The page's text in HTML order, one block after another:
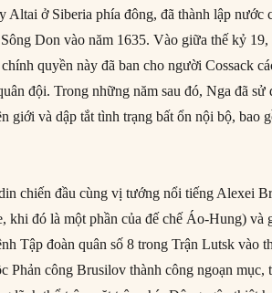
Altai ở Siberia phía đông, đã thành lập nước
Don vào năm 1635. Vào giữa thế kỷ
quyền này đã ban cho người Cossack
đội. Trong những năm sau đó, Nga đã sử
giới và dập tắt tình trạng bất ổn nội bộ, bao
chiến đầu cùng vị tướng nổi tiếng Alexei
khi đó là một phần của đế chế Áo-Hung) và
Tập đoàn quân số 8 trong Trận Lutsk vào
Phản công Brusilov thành công ngoạn mục,